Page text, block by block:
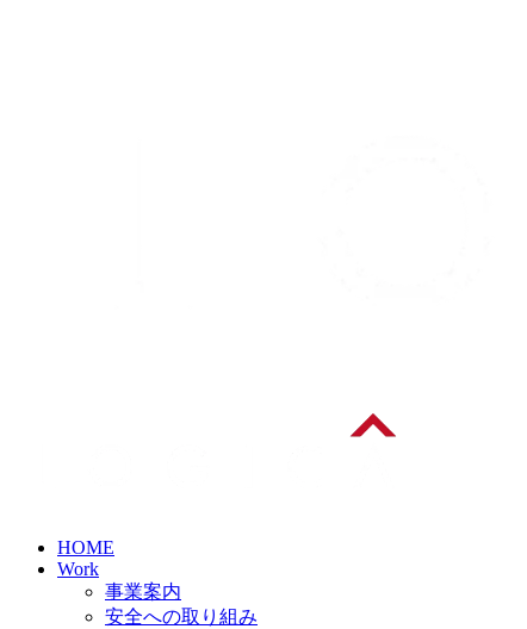
HOME
Work
事業案内
安全への取り組み